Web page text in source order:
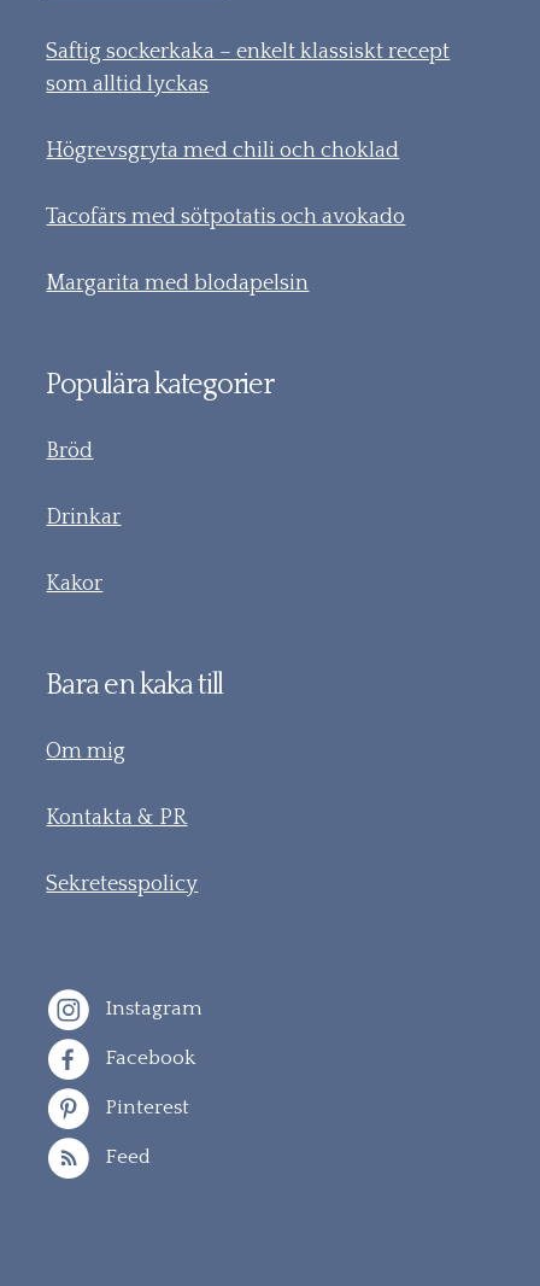
Saftig sockerkaka – enkelt klassiskt recept
som alltid lyckas
Högrevsgryta med chili och choklad
Tacofärs med sötpotatis och avokado
Margarita med blodapelsin
Populära kategorier
Bröd
Drinkar
Kakor
Bara en kaka till
Om mig
Kontakta & PR
Sekretesspolicy
Instagram
Facebook
Pinterest
Feed